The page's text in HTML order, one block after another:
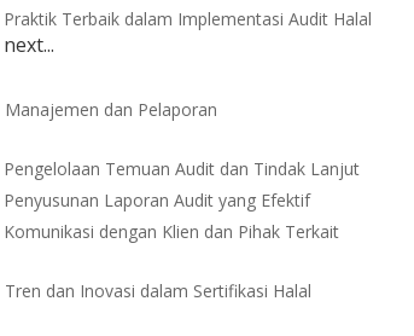
Praktik Terbaik dalam Implementasi Audit Halal
next...
Manajemen dan Pelaporan
Pengelolaan Temuan Audit dan Tindak Lanjut
Penyusunan Laporan Audit yang Efektif
Komunikasi dengan Klien dan Pihak Terkait
Tren dan Inovasi dalam Sertifikasi Halal